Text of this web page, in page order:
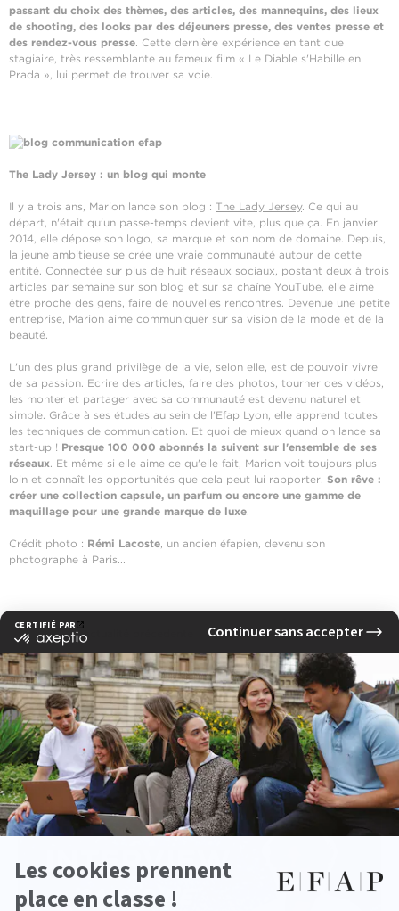
passant du choix des thèmes, des articles, des mannequins, des lieux
de shooting, des looks par des déjeuners presse, des ventes presse et
des rendez-vous presse. Cette dernière expérience en tant que
stagiaire, très ressemblante au fameux film « Le Diable s'Habille en
Prada », lui permet de trouver sa voie.
The Lady Jersey : un blog qui monte
Il y a trois ans, Marion lance son blog : The Lady Jersey. Ce qui au
départ, n'était qu'un passe-temps devient vite, plus que ça. En janvier
2014, elle dépose son logo, sa marque et son nom de domaine. Depuis,
la jeune ambitieuse se crée une vraie communauté autour de cette
entité. Connectée sur plus de huit réseaux sociaux, postant deux à trois
articles par semaine sur son blog et sur sa chaîne YouTube, elle aime
être proche des gens, faire de nouvelles rencontres. Devenue une petite
entreprise, Marion aime communiquer sur sa vision de la mode et de la
beauté.
L'un des plus grand privilège de la vie, selon elle, est de pouvoir vivre
de sa passion. Ecrire des articles, faire des photos, tourner des vidéos,
les monter et partager avec sa communauté est devenu naturel et
simple. Grâce à ses études au sein de l'Efap Lyon, elle apprend toutes
les techniques de communication. Et quoi de mieux quand on lance sa
start-up ! Presque 100 000 abonnés la suivent sur l'ensemble de ses
réseaux. Et même si elle aime ce qu'elle fait, Marion voit toujours plus
loin et connaît les opportunités que cela peut lui rapporter. Son rêve :
créer une collection capsule, un parfum ou encore une gamme de
maquillage pour une grande marque de luxe.
Crédit photo : Rémi Lacoste, un ancien éfapien, devenu son
photographe à Paris...
‹ Actualité précedente Actualité suivante ›
Voir d'autres actualités